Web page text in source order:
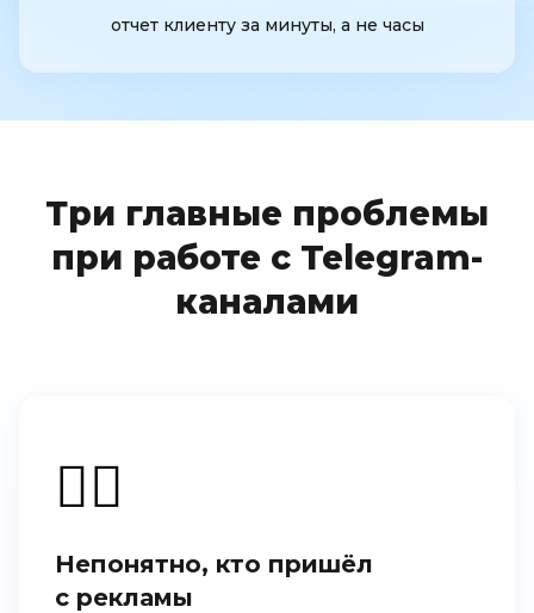
отчет клиенту за минуты, а не часы
Три главные проблемы
при работе с Telegram-
каналами
🤷‍♂️
Непонятно, кто пришёл
с рекламы